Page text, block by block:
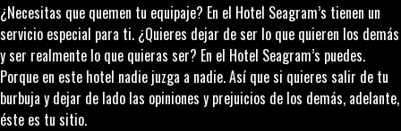
¿Necesitas que quemen tu equipaje? En el Hotel Seagram’s tienen un
servicio especial para ti. ¿Quieres dejar de ser lo que quieren los demás
y ser realmente lo que quieras ser? En el Hotel Seagram’s puedes.
Porque en este hotel nadie juzga a nadie. Así que si quieres salir de tu
burbuja y dejar de lado las opiniones y prejuicios de los demás, adelante,
éste es tu sitio.